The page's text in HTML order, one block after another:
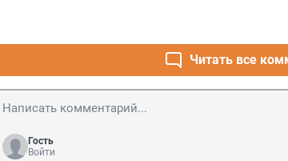
Читать все
Гость
Войти